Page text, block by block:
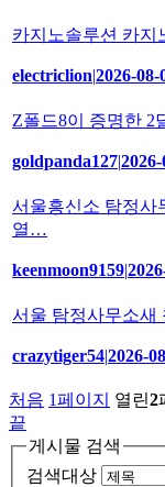
카지노솔루션 카
electriclion|2026-08-
Z폴드8이 증명한
goldpanda127|
서울흥신소 탐정사
열…
keenmoon9159|
서울 탐정사무소새
crazytiger54|2026-
처음 1페이지 열린2
끝
게시물 검색
검색대상